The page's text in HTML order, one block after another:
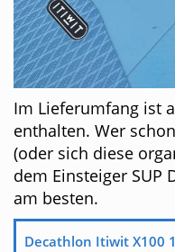
Im Lieferumfang ist
enthalten. Wer
(oder sich diese
dem Einsteiger SUP
am besten.
Decathlon Itiwit X100